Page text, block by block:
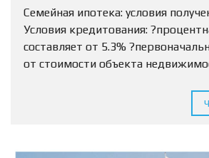
Семейная ипотека: условия
Условия кредитования:
составляет от 5.3%
от стоимости объекта
кредитования определяется